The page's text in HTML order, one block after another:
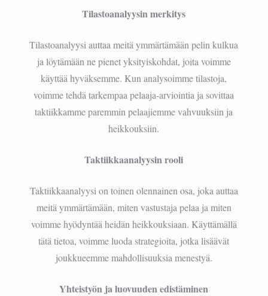
Tilastoanalyysin merkitys
Tilastoanalyysi auttaa meitä ymmärtämään pelin kulkua
ja löytämään ne pienet yksityiskohdat, joita voimme
käyttää hyväksemme. Kun analysoimme tilastoja,
voimme tehdä tarkempaa pelaaja-arviointia ja sovittaa
taktiikkamme paremmin pelaajiemme vahvuuksiin ja
heikkouksiin.
Taktiikkaanalyysin rooli
Taktiikkaanalyysi on toinen olennainen osa, joka auttaa
meitä ymmärtämään, miten vastustaja pelaa ja miten
voimme hyödyntää heidän heikkouksiaan. Käyttämällä
tätä tietoa, voimme luoda strategioita, jotka lisäävät
joukkueemme mahdollisuuksia menestyä.
Yhteistyön ja luovuuden edistäminen